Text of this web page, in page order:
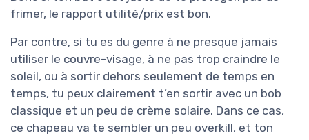
frimer, le rapport utilité/prix est bon.
Par contre, si tu es du genre à ne presque jamais
utiliser le couvre-visage, à ne pas trop craindre le
soleil, ou à sortir dehors seulement de temps en
temps, tu peux clairement t’en sortir avec un bob
classique et un peu de crème solaire. Dans ce cas,
ce chapeau va te sembler un peu overkill, et ton